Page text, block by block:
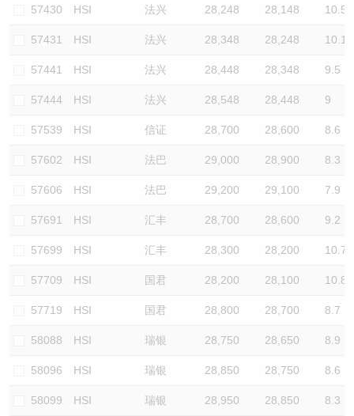
57430 HSI 法兴 28,248 28,148 10.5
57431 HSI 法兴 28,348 28,248 10.1
57441 HSI 法兴 28,448 28,348 9.5
57444 HSI 法兴 28,548 28,448 9
57539 HSI 信证 28,700 28,600 8.6
57602 HSI 法巴 29,000 28,900 8.3
57606 HSI 法巴 29,200 29,100 7.9
57691 HSI 汇丰 28,700 28,600 9.2
57699 HSI 汇丰 28,300 28,200 10.7
57709 HSI 国君 28,200 28,100 10.8
57719 HSI 国君 28,800 28,700 8.7
58088 HSI 瑞银 28,750 28,650 8.9
58096 HSI 瑞银 28,850 28,750 8.6
58099 HSI 瑞银 28,950 28,850 8.3